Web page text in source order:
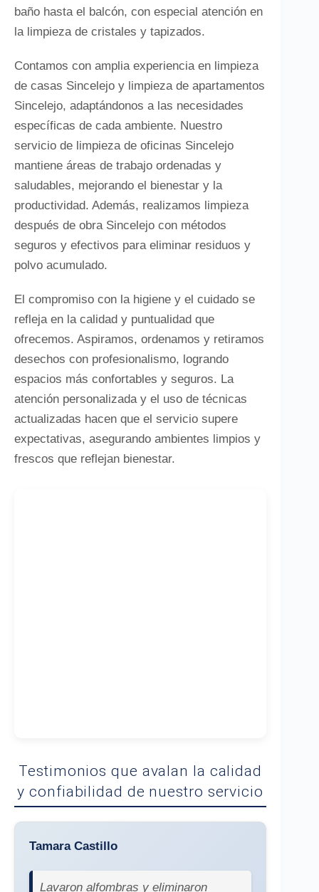
baño hasta el balcón, con especial atención en
la limpieza de cristales y tapizados.
Contamos con amplia experiencia en limpieza
de casas Sincelejo y limpieza de apartamentos
Sincelejo, adaptándonos a las necesidades
específicas de cada ambiente. Nuestro
servicio de limpieza de oficinas Sincelejo
mantiene áreas de trabajo ordenadas y
saludables, mejorando el bienestar y la
productividad. Además, realizamos limpieza
después de obra Sincelejo con métodos
seguros y efectivos para eliminar residuos y
polvo acumulado.
El compromiso con la higiene y el cuidado se
refleja en la calidad y puntualidad que
ofrecemos. Aspiramos, ordenamos y retiramos
desechos con profesionalismo, logrando
espacios más confortables y seguros. La
atención personalizada y el uso de técnicas
actualizadas hacen que el servicio supere
expectativas, asegurando ambientes limpios y
frescos que reflejan bienestar.
Testimonios que avalan la calidad
y confiabilidad de nuestro servicio
Tamara Castillo
Lavaron alfombras y eliminaron